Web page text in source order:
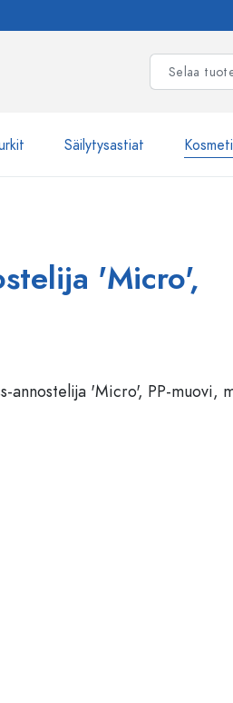
Säilytysastiat
tuotemerkin mukaan
Lasipullot
'Micro',